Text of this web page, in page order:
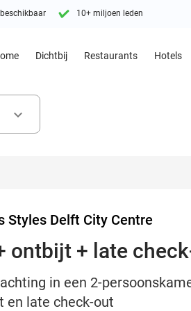
10+ miljoen leden
Dichtbij Restaurants Hotels
keyboard_arrow_down
Styles Delft City Centre
ontbijt + late
in een 2-
en late check-out